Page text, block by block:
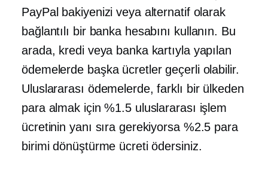
PayPal bakiyenizi veya alternatif olarak
bağlantılı bir banka hesabını kullanın. Bu
arada, kredi veya banka kartıyla yapılan
ödemelerde başka ücretler geçerli olabilir.
Uluslararası ödemelerde, farklı bir ülkeden
para almak için %1.5 uluslararası işlem
ücretinin yanı sıra gerekiyorsa %2.5 para
birimi dönüştürme ücreti ödersiniz.